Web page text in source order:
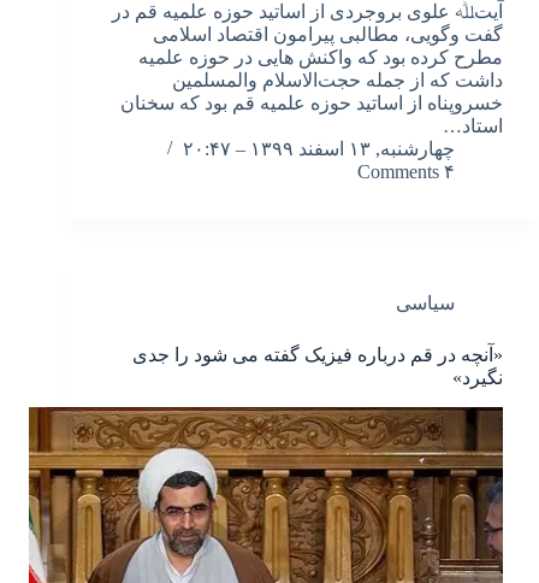
آیت‌ﷲ علوی بروجردی از اساتید حوزه علمیه قم در
گفت وگویی، مطالبی پیرامون اقتصاد اسلامی
مطرح کرده بود که واکنش هایی در حوزه علمیه
داشت که از جمله حجت‌الاسلام والمسلمین
خسروپناه از اساتید حوزه علمیه قم بود که سخنان
استاد…
چهارشنبه, ۱۳ اسفند ۱۳۹۹ – ۲۰:۴۷
۴ Comments
سیاسی
«آنچه در قم درباره فیزیک گفته می شود را جدی
نگیرد»